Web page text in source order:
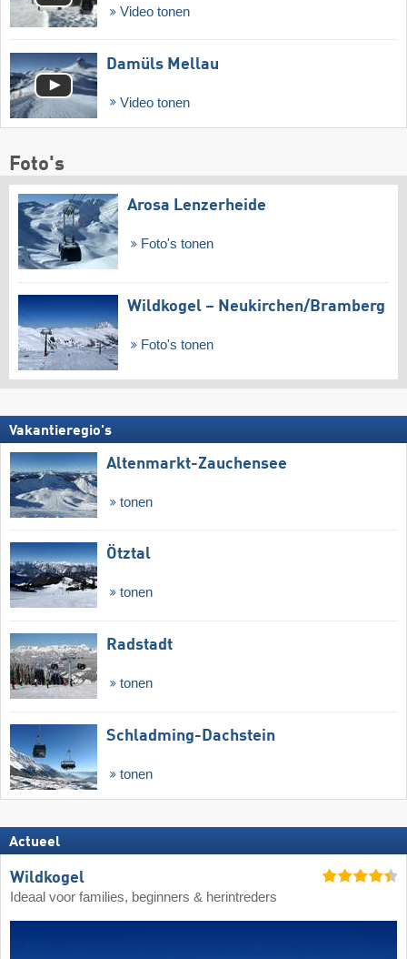
Video tonen
Damüls Mellau
Video tonen
Foto's
Arosa Lenzerheide
Foto's tonen
Wildkogel – Neukirchen/​Bramberg
Foto's tonen
Vakantieregio's
Altenmarkt-Zauchensee
tonen
Ötztal
tonen
Radstadt
tonen
Schladming-Dachstein
tonen
Actueel
Wildkogel
Ideaal voor families, beginners & herintreders